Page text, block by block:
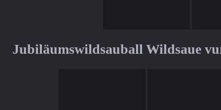
Jubiläumswildsauball Wildsaue